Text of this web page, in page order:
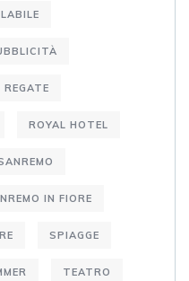
REGATE
ROYAL HOTEL
IN FIORE
SPIAGGE
TEATRO